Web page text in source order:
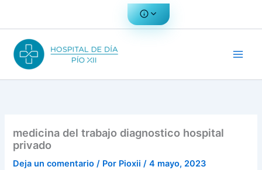
medicina del trabajo diagnostico hospital
privado
Deja un comentario / Por Pioxii/4 mayo, 2023